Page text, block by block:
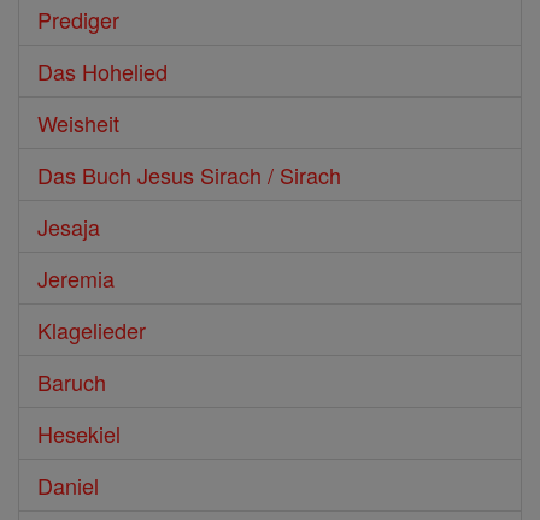
Prediger
Das Hohelied
Weisheit
Das Buch Jesus Sirach / Sirach
Jesaja
Jeremia
Klagelieder
Baruch
Hesekiel
Daniel